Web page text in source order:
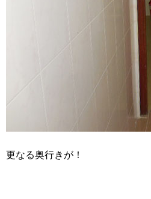
更なる奥行きが！